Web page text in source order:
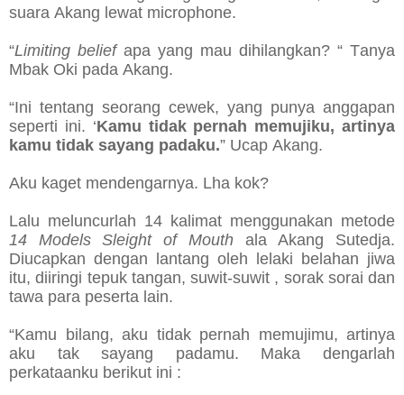
suara Akang lewat microphone.
“Limiting belief apa yang mau dihilangkan? “ Tanya
Mbak Oki pada Akang.
“Ini tentang seorang cewek, yang punya anggapan
seperti ini. ‘Kamu tidak pernah memujiku, artinya
kamu tidak sayang padaku.” Ucap Akang.
Aku kaget mendengarnya. Lha kok?
Lalu meluncurlah 14 kalimat menggunakan metode
14 Models Sleight of Mouthala Akang Sutedja.
Diucapkan dengan lantang oleh lelaki belahan jiwa
itu, diiringi tepuk tangan, suwit-suwit , sorak sorai dan
tawa para peserta lain.
“Kamu bilang, aku tidak pernah memujimu, artinya
aku tak sayang padamu. Maka dengarlah
perkataanku berikut ini :